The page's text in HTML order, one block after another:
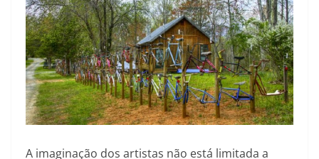
A imaginação dos artistas não está limitada a